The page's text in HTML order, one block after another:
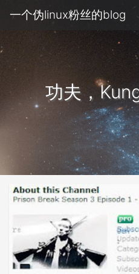
一个伪linux粉丝的blog
功夫，